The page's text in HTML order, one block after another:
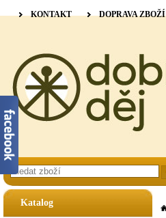
Katalog
KONTAKT DOPRAVA ZBOŽÍ